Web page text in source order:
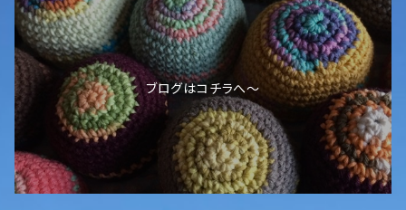
ブログはコチラへ〜